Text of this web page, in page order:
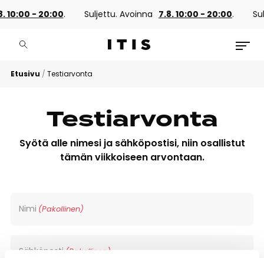
- 20:00. Suljettu. Avoinna 7.8. 10:00 - 20:00.
Etusivu / Testiarvonta
Testiarvonta
Syötä alle nimesi ja sähköpostisi, niin osallistut
tämän viikkoiseen arvontaan.
Nimi (Pakollinen)
Sähköposti (Pakollinen)